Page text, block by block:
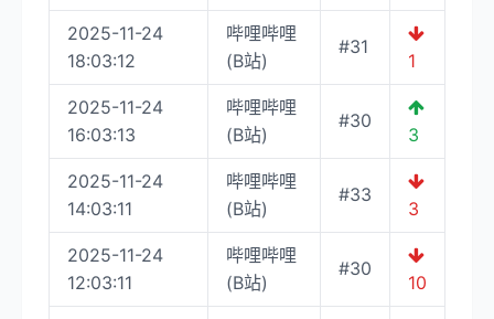
2025-11-24
18:03:12
哔哩哔哩
(B站)
#31
1
2025-11-24
16:03:13
哔哩哔哩
(B站)
#30
3
2025-11-24
14:03:11
哔哩哔哩
(B站)
#33
3
2025-11-24
12:03:11
哔哩哔哩
(B站)
#30
10